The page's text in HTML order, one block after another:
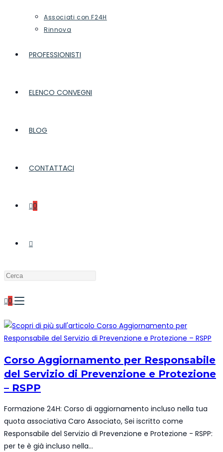
Associati con F24H
Rinnova
PROFESSIONISTI
ELENCO CONVEGNI
BLOG
CONTATTACI
0
ATTIVA/DISATTIVA
SUL
SITO
WEB
the
search
0
Corso Aggiornamento per Responsabile
del Servizio di Prevenzione e Protezione
– RSPP
Formazione 24H: Corso di aggiornamento incluso nella tua
quota associativa Caro Associato, Sei iscritto come
Responsabile del Servizio di Prevenzione e Protezione - RSPP:
per te è già incluso nella…